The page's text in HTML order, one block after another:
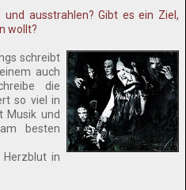
ausstrahlen? Gibt es ein Ziel,
wollt?
schreibt
auch
die
so viel in
Musik und
besten
in